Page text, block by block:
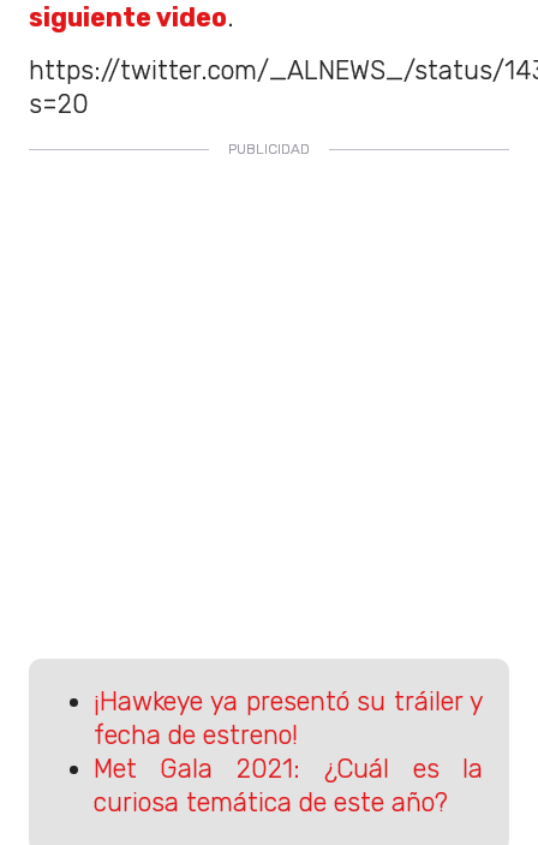
siguiente video.
https://twitter.com/_ALNEWS_/status/
s=20
¡Hawkeye ya presentó su tráiler y
fecha de estreno!
Met Gala 2021: ¿Cuál es la
curiosa temática de este año?